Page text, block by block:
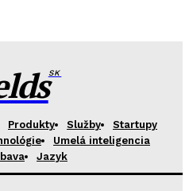
SK
Produkty Služby
Startupy
Umelá inteligencia
Jazyk